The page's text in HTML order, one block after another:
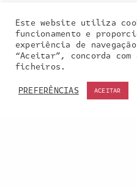
Este website utiliza
funcionamento e
experiência de
“Aceitar”, concorda
ficheiros.
PREFERÊNCIAS
ACEITAR
Our site uses cookies.
cookies:cookie policy